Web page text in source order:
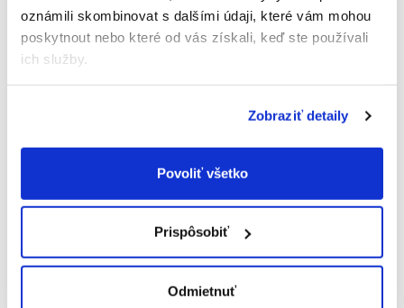
oznámili skombinovat s dalšími údaji, které vám mohou
poskytnout nebo které od vás získali, keď ste používali
ich služby.
Zobraziť detaily
Povoliť všetko
Prispôsobiť
Odmietnuť
Bolero Ľadový čaj citrón
(8 g)
Jednotková
cena:
5,75 € / 100 g
Nealkoholický nápoj v prášku s príchuťou koly, so sladidlami.
BEZ UMELÝCH FARBÍV A ARÓM.Bolero je originálna a široko
obľúbené najmä u detí, a dokonca aj s alkoholom, ktorý
obľubujú dospelí. Návod na prípravu: obsah vrecúška